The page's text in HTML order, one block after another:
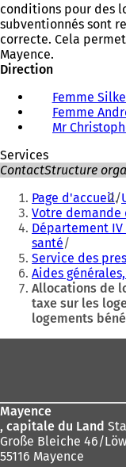
conditions pour des
subventionnés sont
correcte. Cela
Mayence.
Direction
Femme
Femme
Mr
Services
ContactStructure
Vous
êtes
ici
Page d'accueil
Votre demande
Département
santé
Service des
Aides
Allocations de
taxe sur les
logements
Mayence
, capitale du Land
Große Bleiche 46/
55116 Mayence